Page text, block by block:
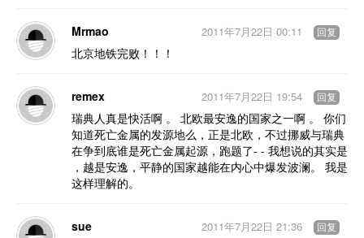
Mrmao
北京地铁完败！！！
2011年7月22日 00:11 回复
remex
瑞典人真是快活啊 。 北欧最安逸的国家之一啊 。 你们
知道死亡金属的发源地么，正是北欧，不过挪威与瑞典
在争到底谁是死亡金属起源，跑题了- - 我想说的其实是
，越是安逸，平静的国家越能在内心中爆发波澜。 我是
这样理解的。
2011年7月22日 19:54 回复
sue
2011年7月22日 21:36 回复